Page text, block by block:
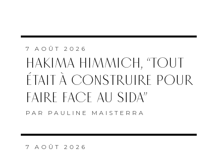
7 AOÛT 2026
HAKIMA HIMMICH, “TOUT
ÉTAIT À CONSTRUIRE POUR
FAIRE FACE AU SIDA”
PAR PAULINE MAISTERRA
7 AOÛT 2026